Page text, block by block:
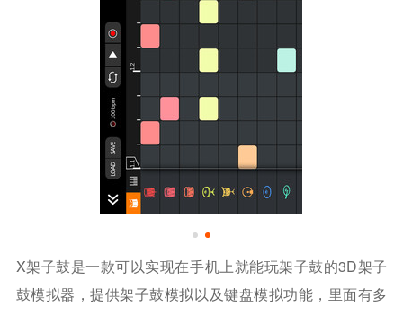
X架子鼓是一款可以实现在手机上就能玩架子鼓的3D架子
鼓模拟器，提供架子鼓模拟以及键盘模拟功能，里面有多